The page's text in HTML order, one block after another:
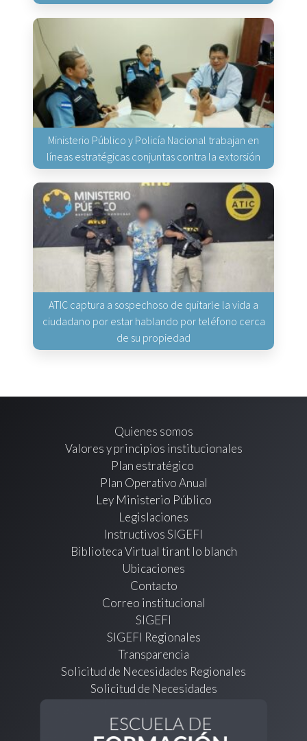
Ministerio Público y Policía Nacional trabajan en
líneas estratégicas conjuntas contra la extorsión
ATIC captura a sospechoso de quitarle la vida a
ciudadano por estar hablando por teléfono cerca
de su propiedad
Quienes somos
Valores y principios institucionales
Plan estratégico
Plan Operativo Anual
Ley Ministerio Público
Legislaciones
Instructivos SIGEFI
Biblioteca Virtual tirant lo blanch
Ubicaciones
Contacto
Correo institucional
SIGEFI
SIGEFI Regionales
Transparencia
Solicitud de Necesidades Regionales
Solicitud de Necesidades